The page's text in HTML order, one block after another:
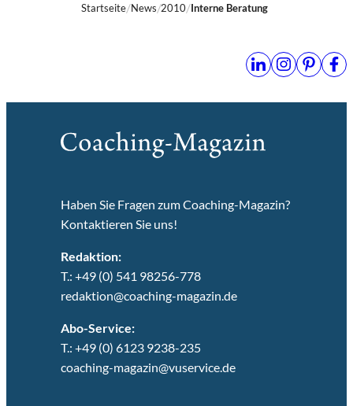
Startseite News 2010 Interne Beratung
Haben Sie Fragen zum Coaching-Magazin?
Kontaktieren Sie uns!
Redaktion:
T.: +49 (0) 541 98256-778
redaktion@coaching-magazin.de
Abo-Service:
T.: +49 (0) 6123 9238-235
coaching-magazin@vuservice.de